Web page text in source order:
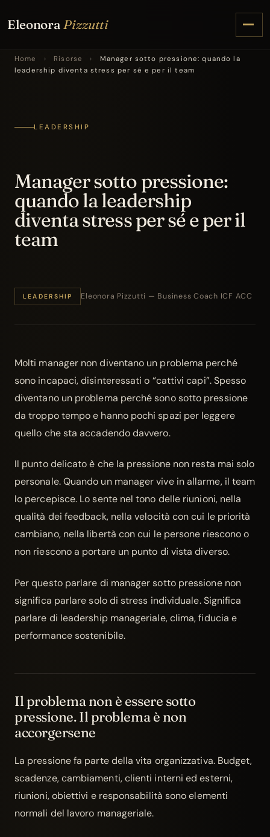
Eleonora Pizzutti
Home › Risorse ›
Manager sotto pressione: quando la
leadership diventa stress per sé e per il team
LEADERSHIP
Manager sotto pressione:
quando la leadership
diventa stress per sé e per il
team
LEADERSHIP Eleonora Pizzutti — Business Coach ICF ACC
Molti manager non diventano un problema perché
sono incapaci, disinteressati o “cattivi capi”. Spesso
diventano un problema perché sono sotto pressione
da troppo tempo e hanno pochi spazi per leggere
quello che sta accadendo davvero.
Il punto delicato è che la pressione non resta mai solo
personale. Quando un manager vive in allarme, il team
lo percepisce. Lo sente nel tono delle riunioni, nella
qualità dei feedback, nella velocità con cui le priorità
cambiano, nella libertà con cui le persone riescono o
non riescono a portare un punto di vista diverso.
Per questo parlare di manager sotto pressione non
significa parlare solo di stress individuale. Significa
parlare di leadership manageriale, clima, fiducia e
performance sostenibile.
Il problema non è essere sotto
pressione. Il problema è non
accorgersene
La pressione fa parte della vita organizzativa. Budget,
scadenze, cambiamenti, clienti interni ed esterni,
riunioni, obiettivi e responsabilità sono elementi
normali del lavoro manageriale.